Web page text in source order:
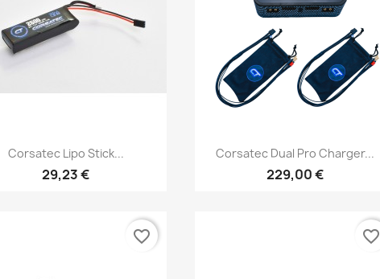
Aperçu rapide
Corsatec Lipo Stick...
29,23 €
Aperçu rapide
Corsatec Dual Pro Charger...
229,00 €
favorite_border favorite_border